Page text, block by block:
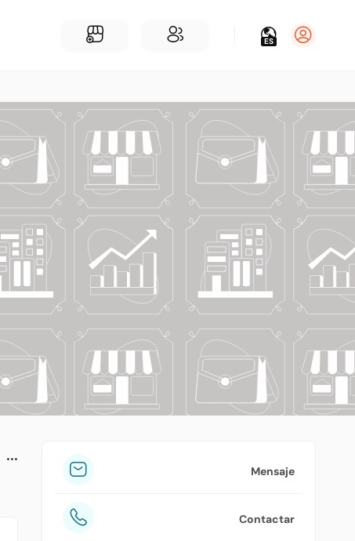
ES
Mensaje
Contactar
Para Negocios
Añadir un negocio
Encuentre empresas cerca de ti
Comunidad
Encuentra personas cerca de ti
tuPlaza
Acerca de nosotros